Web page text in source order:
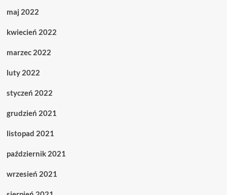
maj 2022
kwiecień 2022
marzec 2022
luty 2022
styczeń 2022
grudzień 2021
listopad 2021
październik 2021
wrzesień 2021